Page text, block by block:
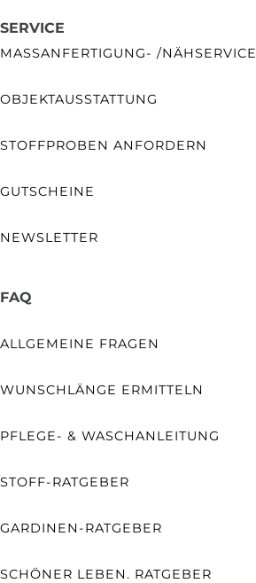
SERVICE
MASSANFERTIGUNG- /NÄHSERVICE
OBJEKTAUSSTATTUNG
STOFFPROBEN ANFORDERN
GUTSCHEINE
NEWSLETTER
FAQ
ALLGEMEINE FRAGEN
WUNSCHLÄNGE ERMITTELN
PFLEGE- & WASCHANLEITUNG
STOFF-RATGEBER
GARDINEN-RATGEBER
SCHÖNER LEBEN. RATGEBER